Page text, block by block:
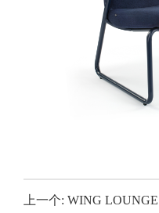
上一个: WING LOUNGE